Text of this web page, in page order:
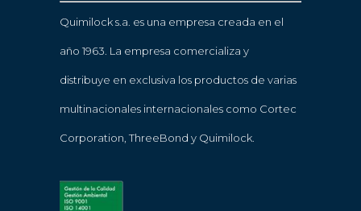
Quimilock s.a. es una empresa creada en el
año 1963. La empresa comercializa y
distribuye en exclusiva los productos de varias
multinacionales internacionales como Cortec
Corporation, ThreeBond y Quimilock.